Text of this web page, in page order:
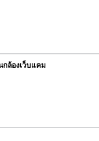
กล้องเว็บแคม